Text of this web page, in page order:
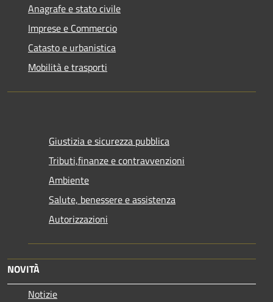
Anagrafe e stato civile
Imprese e Commercio
Catasto e urbanistica
Mobilità e trasporti
Giustizia e sicurezza pubblica
Tributi,finanze e contravvenzioni
Ambiente
Salute, benessere e assistenza
Autorizzazioni
NOVITÀ
Notizie